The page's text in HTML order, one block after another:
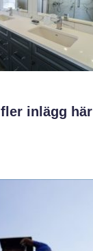
inlägg här